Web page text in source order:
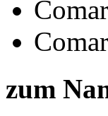
zum